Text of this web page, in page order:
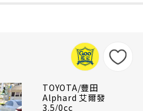
TOYOTA/豐田
Alphard 艾爾發
3.5/0cc